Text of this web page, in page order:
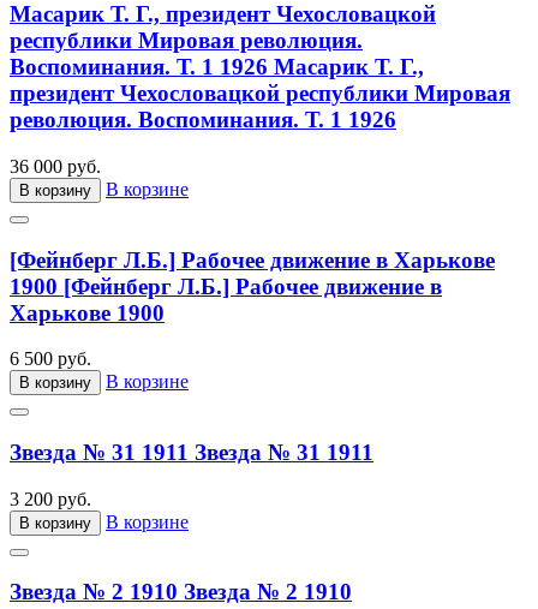
Масарик Т. Г., президент Чехословацкой
республики Мировая революция.
Воспоминания. Т. 1 1926 Масарик Т. Г.,
президент Чехословацкой республики Мировая
революция. Воспоминания. Т. 1 1926
36 000 руб.
В корзину В корзине
[Фейнберг Л.Б.] Рабочее движение в Харькове
1900 [Фейнберг Л.Б.] Рабочее движение в
Харькове 1900
6 500 руб.
В корзину В корзине
Звезда № 31 1911 Звезда № 31 1911
3 200 руб.
В корзину В корзине
Звезда № 2 1910 Звезда № 2 1910